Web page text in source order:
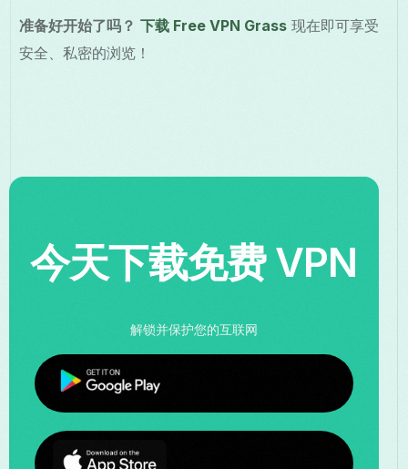
准备好开始了吗？ 下载 Free VPN Grass 现在即可享受
安全、私密的浏览！
今天下载免费 VPN
解锁并保护您的互联网